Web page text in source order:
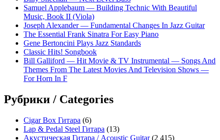
Samuel Applebaum — Building Technic With Beautiful
Music, Book II (Viola)
Joseph Alexander — Fundamental Changes In Jazz Guitar
The Essential Frank Sinatra For Easy Piano
Gene Bertoncini Plays Jazz Standards
Classic Hits! Songbook
Bill Galliford — Hit Movie & TV Instrumental — Songs And
Themes From The Latest Movies And Television Shows —
For Horn In F
Рубрики / Categories
Cigar Box Гитара (6)
Lap & Pedal Steel Гитара (13)
Акустическая Гитара / Acoustic Guitar(2 415)